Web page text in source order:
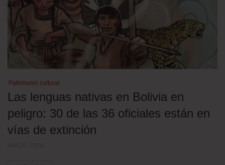
Patrimonio cultural
Las lenguas nativas en Bolivia en
peligro: 30 de las 36 oficiales están en
vías de extinción